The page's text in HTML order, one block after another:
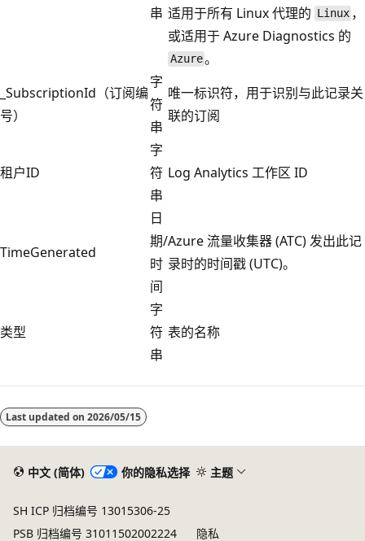
串 适用于所有 Linux 代理的 Linux ，
或适用于 Azure Diagnostics 的
Azure。
_SubscriptionId（订阅编
号）
字
符
串
唯一标识符，用于识别与此记录关
联的订阅
租户ID
字
符
串
Log Analytics 工作区 ID
TimeGenerated
日
期/
时
间
Azure 流量收集器 (ATC) 发出此记
录时的时间戳 (UTC)。
类型
字
符
串
表的名称
模
式
Last updated on 2026/05/15
中文 (简体) 你的隐私选择 主题
SH ICP 归档编号 13015306-25
PSB 归档编号 31011502002224
隐私